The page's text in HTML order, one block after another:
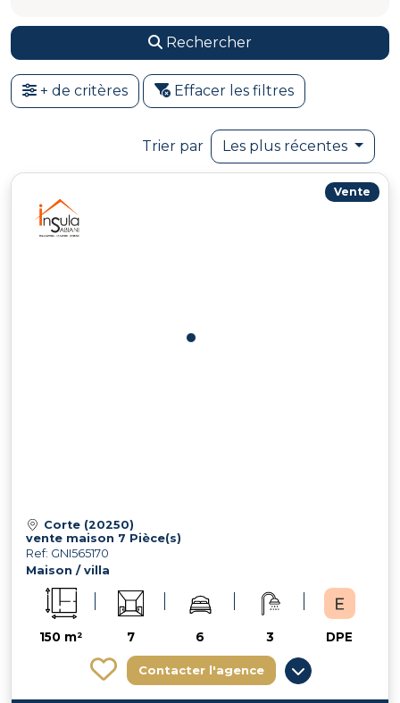
Rechercher
+ de critères Effacer les filtres
Trier par Les plus récentes
Vente
Corte (20250)
vente maison 7 Pièce(s)
Ref: GNI565170
Maison / villa
150 m² 7 6 3 DPE
Contacter l'agence